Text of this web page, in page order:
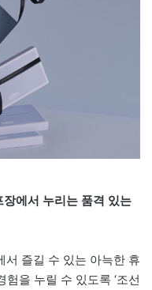
에서 누리는 품격 있는
서 즐길 수 있는 아늑한 휴
을 누릴 수 있도록 ‘조선